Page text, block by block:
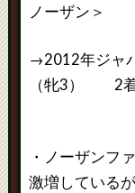
ノーザン＞
→2012年ジャ
（牝3） 2着
・ノーザンフ
激増している